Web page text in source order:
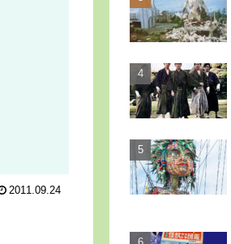
2011.09.24